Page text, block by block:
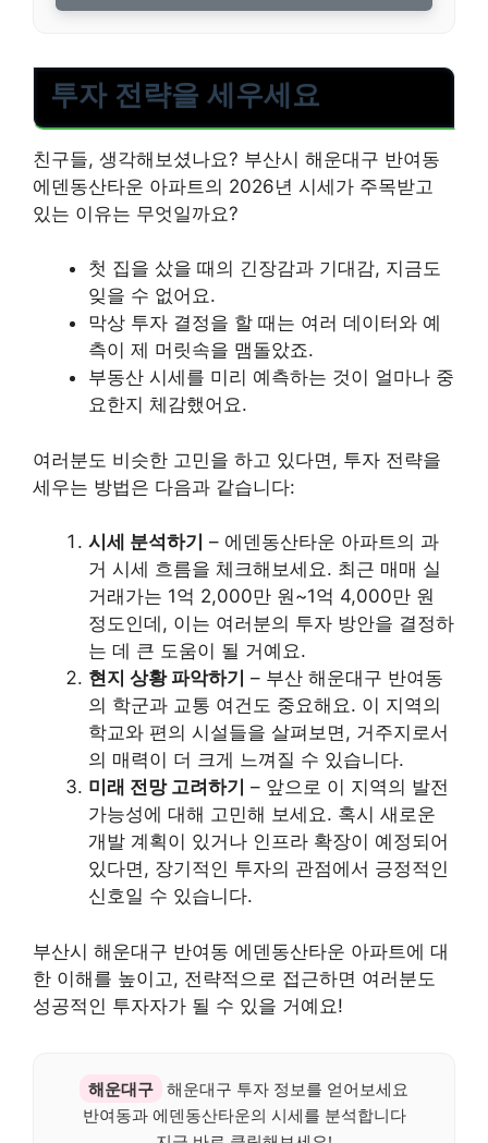
투자 전략을 세우세요
친구들, 생각해보셨나요? 부산시 해운대구 반여동
에덴동산타운 아파트의 2026년 시세가 주목받고
있는 이유는 무엇일까요?
첫 집을 샀을 때의 긴장감과 기대감, 지금도
잊을 수 없어요.
막상 투자 결정을 할 때는 여러 데이터와 예
측이 제 머릿속을 맴돌았죠.
부동산 시세를 미리 예측하는 것이 얼마나 중
요한지 체감했어요.
여러분도 비슷한 고민을 하고 있다면, 투자 전략을
세우는 방법은 다음과 같습니다:
시세 분석하기 – 에덴동산타운 아파트의 과
거 시세 흐름을 체크해보세요. 최근 매매 실
거래가는 1억 2,000만 원~1억 4,000만 원
정도인데, 이는 여러분의 투자 방안을 결정하
는 데 큰 도움이 될 거예요.
현지 상황 파악하기 – 부산 해운대구 반여동
의 학군과 교통 여건도 중요해요. 이 지역의
학교와 편의 시설들을 살펴보면, 거주지로서
의 매력이 더 크게 느껴질 수 있습니다.
미래 전망 고려하기 – 앞으로 이 지역의 발전
가능성에 대해 고민해 보세요. 혹시 새로운
개발 계획이 있거나 인프라 확장이 예정되어
있다면, 장기적인 투자의 관점에서 긍정적인
신호일 수 있습니다.
부산시 해운대구 반여동 에덴동산타운 아파트에 대
한 이해를 높이고, 전략적으로 접근하면 여러분도
성공적인 투자자가 될 수 있을 거예요!
해운대구 해운대구 투자 정보를 얻어보세요
반여동과 에덴동산타운의 시세를 분석합니다